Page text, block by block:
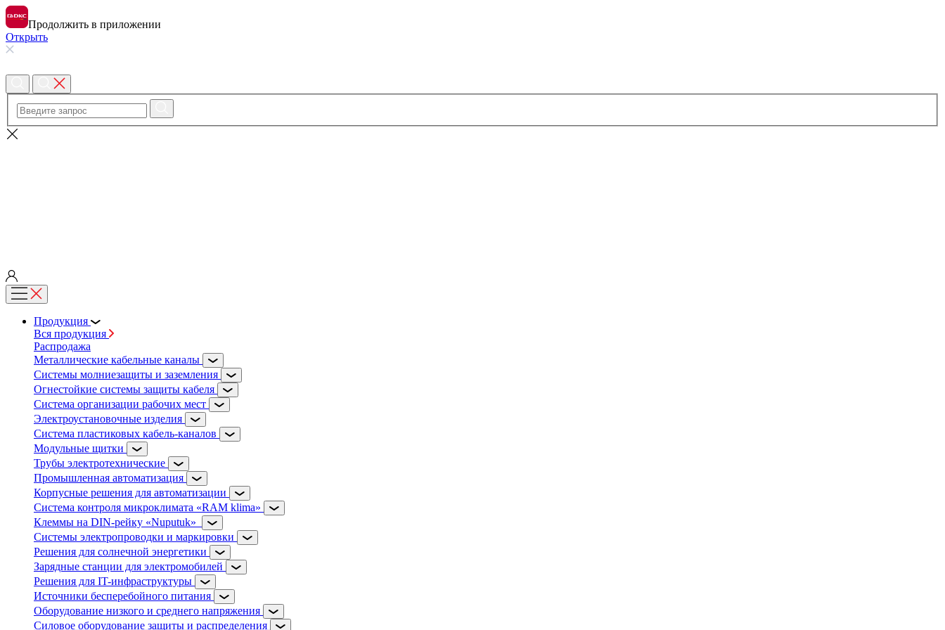
Продолжить в приложении
Открыть
Продукция
Вся продукция
Распродажа
Металлические кабельные каналы
Системы молниезащиты и заземления
Огнестойкие системы защиты кабеля
Система организации рабочих мест
Электроустановочные изделия
Система пластиковых кабель-каналов
Модульные щитки
Трубы электротехнические
Промышленная автоматизация
Корпусные решения для автоматизации
Система контроля микроклимата «RAM klima»
Клеммы на DIN-рейку «Nuputuk»
Системы электропроводки и маркировки
Решения для солнечной энергетики
Зарядные станции для электромобилей
Решения для IT-инфраструктуры
Источники бесперебойного питания
Оборудование низкого и среднего напряжения
Силовое оборудование защиты и распределения